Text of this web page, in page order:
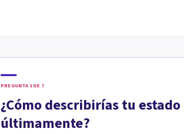
PREGUNTA 1 DE 7
¿Cómo describirías tu
últimamente?